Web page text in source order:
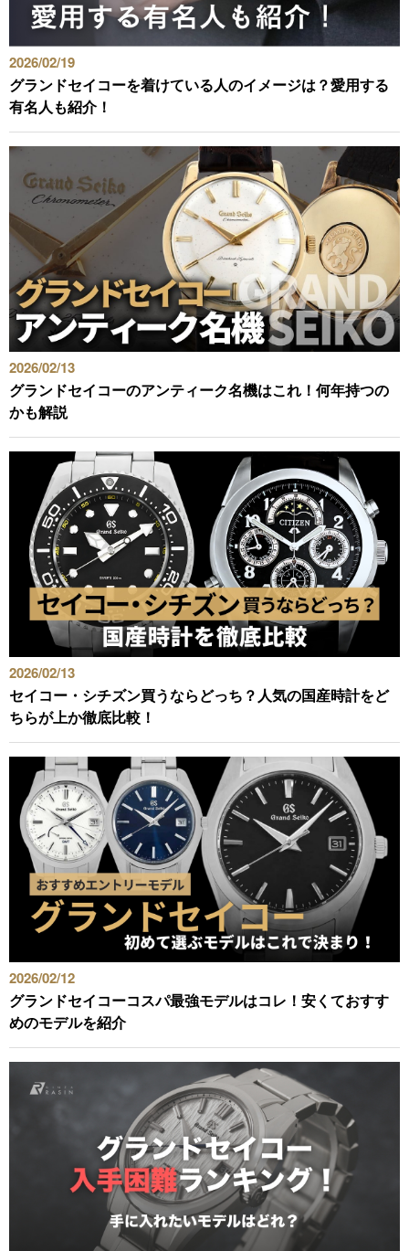
2026/02/19
グランドセイコーを着けている人のイメージは？愛用する
有名人も紹介！
2026/02/13
グランドセイコーのアンティーク名機はこれ！何年持つの
かも解説
2026/02/13
セイコー・シチズン買うならどっち？人気の国産時計をど
ちらが上か徹底比較！
2026/02/12
グランドセイコーコスパ最強モデルはコレ！安くておすす
めのモデルを紹介